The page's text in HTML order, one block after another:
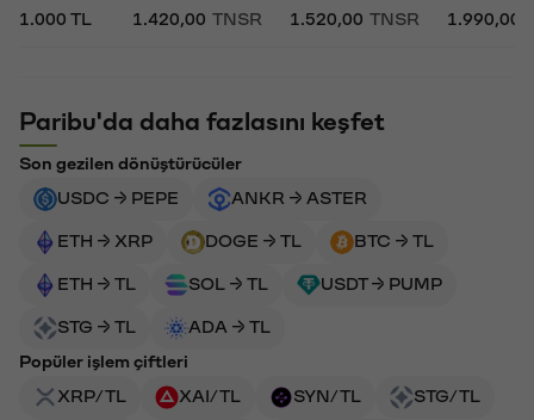
1.000 TL 1.420,00 TNSR 1.520,00 TNSR 1.990,00
Paribu'da daha fazlasını keşfet
Son gezilen dönüştürücüler
USDC → PEPE
ANKR → ASTER
ETH → XRP DOGE → TL BTC → TL
ETH → TL SOL → TL USDT → PUMP
STG → TL
ADA → TL
Popüler işlem çiftleri
XRP/TL
XAI/TL SYN/TL STG/TL